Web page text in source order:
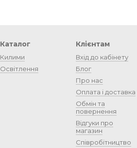
Каталог
Килими
Освітлення
Клієнтам
Вхід до кабінету
Блог
Про нас
Оплата і доставка
Обмін та
повернення
Відгуки про
магазин
Співробітництво